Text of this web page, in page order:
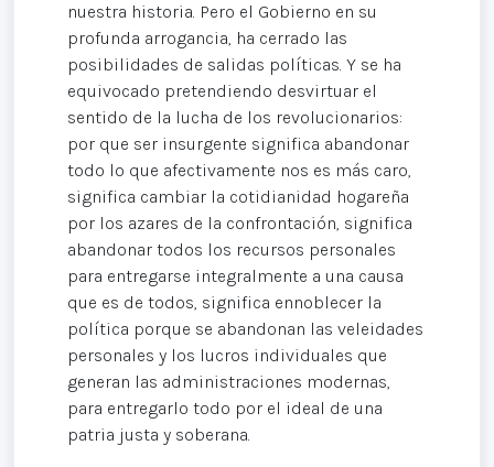
nuestra historia. Pero el Gobierno en su
profunda arrogancia, ha cerrado las
posibilidades de salidas políticas. Y se ha
equivocado pretendiendo desvirtuar el
sentido de la lucha de los revolucionarios:
por que ser insurgente significa abandonar
todo lo que afectivamente nos es más caro,
significa cambiar la cotidianidad hogareña
por los azares de la confrontación, significa
abandonar todos los recursos personales
para entregarse integralmente a una causa
que es de todos, significa ennoblecer la
política porque se abandonan las veleidades
personales y los lucros individuales que
generan las administraciones modernas,
para entregarlo todo por el ideal de una
patria justa y soberana.